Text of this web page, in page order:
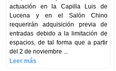
actuación en la Capilla Luis de
Lucena y en el Salón Chino
requerirán adquisición previa de
entradas debido a la limitación de
espacios, de tal forma que a partir
del 2 de noviembre ...
Leer más